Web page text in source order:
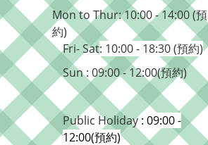
Mon to Thur: 10:00 - 14:00 (預
約)
Fri- Sat: 10:00 - 18:30 (預約)
Sun : 09:00 - 12:00(預約)
Public Holiday: 09:00 -
12:00(預約)